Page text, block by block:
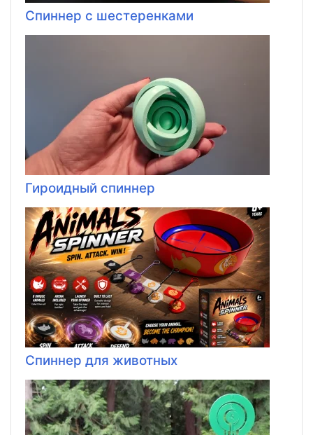
Спиннер с шестеренками
Гироидный спиннер
Спиннер для животных